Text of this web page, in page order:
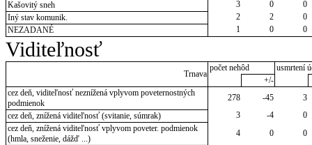
Kašovitý sneh
3 0
0
Iný stav komunik.
2 2
0
NEZADANÉ
1 0 0
Viditeľnosť
Trnava
počet nehôd
usmrtení
+/-
cez deň, viditeľnosť neznížená vplyvom poveternostných
podmienok
278 -45
3
cez deň, znížená viditeľnosť (svitanie, súmrak)
3 -4
0
cez deň, znížená viditeľnosť vplyvom poveter. podmienok
(hmla, sneženie, dážď ...)
4 0
0